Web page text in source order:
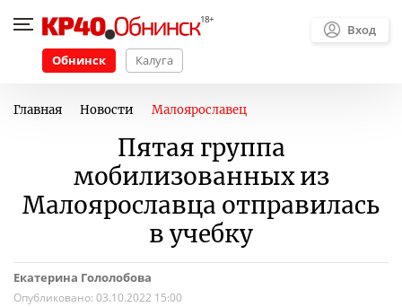
Обнинск Калуга
Вход
Главная Новости Малоярославец
Пятая группа
мобилизованных из
Малоярославца отправилась
в учебку
Екатерина Гололобова
Опубликовано: 03.10.2022 15:00